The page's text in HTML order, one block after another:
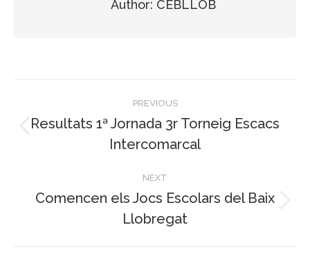
Author: CEBLLOB
navigation
PREVIOUS
Previous
post:
Resultats 1ª Jornada 3r Torneig Escacs
Intercomarcal
NEXT
post:
Comencen els Jocs Escolars del Baix
Llobregat